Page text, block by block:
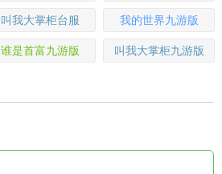
叫我大掌柜台服 我的世界九游版
谁是首富九游版 叫我大掌柜九游版